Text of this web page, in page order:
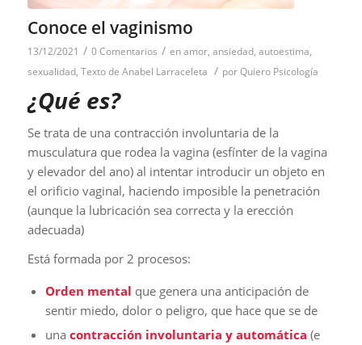
Conoce el vaginismo
13/12/2021 / 0 Comentarios / enamor, ansiedad, autoestima,
sexualidad, Texto de Anabel Larraceleta / porQuiero Psicología
¿Qué es?
Se trata de una contracción involuntaria de la
musculatura que rodea la vagina (esfínter de la vagina
y elevador del ano) al intentar introducir un objeto en
el orificio vaginal, haciendo imposible la penetración
(aunque la lubricación sea correcta y la erección
adecuada)
Está formada por 2 procesos:
Orden mental que genera una anticipación de
sentir miedo, dolor o peligro, que hace que se de
una contracción involuntaria y automática (e